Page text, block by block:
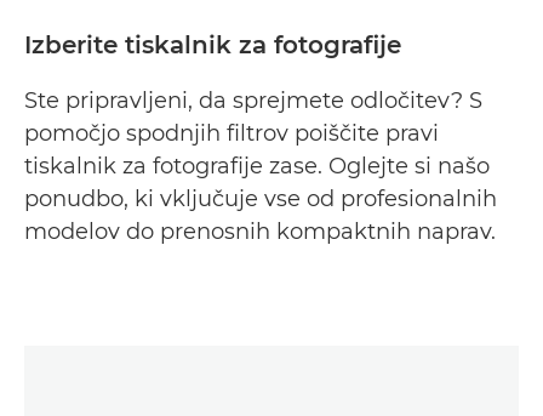
Izberite tiskalnik za fotografije
Ste pripravljeni, da sprejmete odločitev? S
pomočjo spodnjih filtrov poiščite pravi
tiskalnik za fotografije zase. Oglejte si našo
ponudbo, ki vključuje vse od profesionalnih
modelov do prenosnih kompaktnih naprav.